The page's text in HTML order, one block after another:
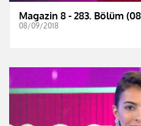
Magazin 8 - 283. Bölüm
08/09/2018